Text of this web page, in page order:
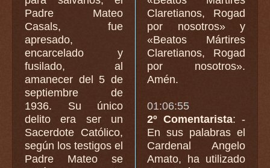
Padre Mateo
Casals, fue
apresado,
encarcelado y
fusilado, al
amanecer del 5 de
septiembre de
1936. Su único
delito era ser un
Sacerdote Católico,
según los testigos el
Padre Mateo se
Claretianos, Rogad
por nosotros» y
«Beatos Mártires
Claretianos, Rogad
por nosotros».
Amén.
01:06:55
2º Comentarista: -
En sus palabras el
Cardenal Angelo
Amato, ha utilizado